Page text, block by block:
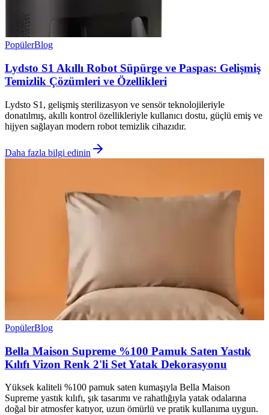
PopülerBlog
Lydsto S1 Akıllı Robot Süpürge ve Paspas: Gelişmiş
Temizlik Çözümleri ve Özellikleri
Lydsto S1, gelişmiş sterilizasyon ve sensör teknolojileriyle
donatılmış, akıllı kontrol özellikleriyle kullanıcı dostu, güçlü emiş ve
hijyen sağlayan modern robot temizlik cihazıdır.
Daha fazla bilgi edinin
PopülerBlog
Bella Maison Supreme %100 Pamuk Saten Yastık
Kılıfı Vizon Renk 2'li Set Yatak Dekorasyonu
Yüksek kaliteli %100 pamuk saten kumaşıyla Bella Maison
Supreme yastık kılıfı, şık tasarımı ve rahatlığıyla yatak odalarına
doğal bir atmosfer katıyor, uzun ömürlü ve pratik kullanıma uygun.